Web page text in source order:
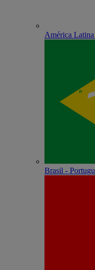
América
Brasil -